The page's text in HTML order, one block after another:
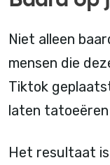
Niet alleen
mensen die
Tiktok
laten
Het resultaat is